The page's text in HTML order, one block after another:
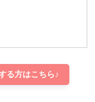
る方はこちら♪